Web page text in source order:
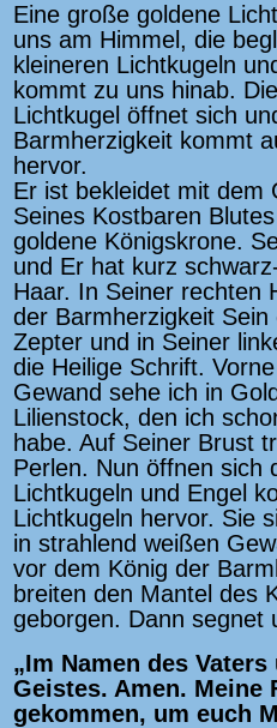
Eine große goldene
uns am Himmel, die
kleineren Lichtkugeln
kommt zu uns hinab.
Lichtkugel öffnet sich
Barmherzigkeit kommt
hervor.
Er ist bekleidet mit dem
Seines Kostbaren
goldene Königskrone.
und Er hat kurz
Haar. In Seiner rechten
der Barmherzigkeit
Zepter und in Seiner
die Heilige Schrift.
Gewand sehe ich in
Lilienstock, den ich
habe. Auf Seiner Brust
Perlen. Nun öffnen sich
Lichtkugeln und Engel
Lichtkugeln hervor. Sie
in strahlend weißen
vor dem König der
breiten den Mantel des
geborgen. Dann segnet
„Im Namen des
Geistes. Amen. Meine
gekommen, um euch